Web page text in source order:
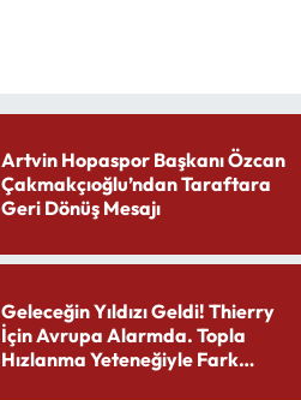
Artvin Hopaspor Başkanı Özcan
Çakmakçıoğlu’ndan Taraftara
Geri Dönüş Mesajı
Geleceğin Yıldızı Geldi! Thierry
İçin Avrupa Alarmda. Topla
Hızlanma Yeteneğiyle Fark